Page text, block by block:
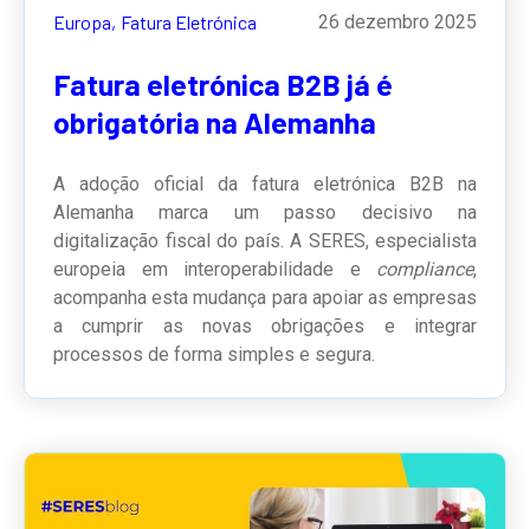
Europa, Fatura Eletrónica 26 dezembro 2025
Fatura eletrónica B2B já é
obrigatória na Alemanha
A adoção oficial da fatura eletrónica B2B na
Alemanha marca um passo decisivo na
digitalização fiscal do país. A SERES, especialista
europeia em interoperabilidade e compliance,
acompanha esta mudança para apoiar as empresas
a cumprir as novas obrigações e integrar
processos de forma simples e segura.